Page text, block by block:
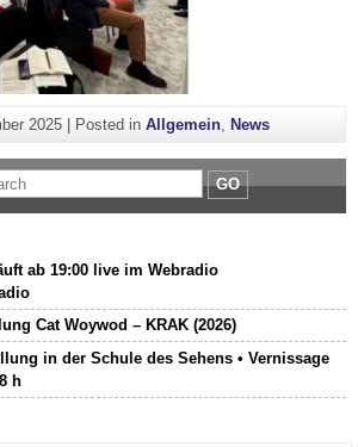
2025| Posted in Allgemein, News
GO
ab 19:00 live im Webradio
Cat Woywod – KRAK (2026)
in der Schule des Sehens • Vernissage
h